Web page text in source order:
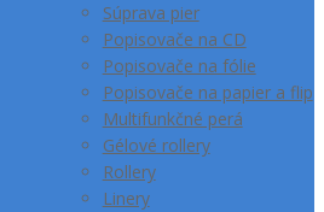
Súprava pier
Popisovače na CD
Popisovače na fólie
Popisovače na papier a flip
Multifunkčné perá
Gélové rollery
Rollery
Linery